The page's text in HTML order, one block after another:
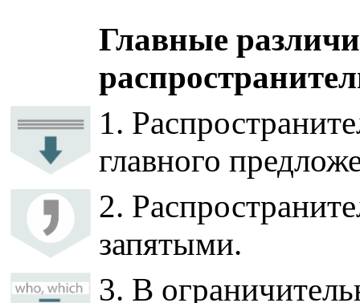
Главные
1.
главного
2.
запятыми.
3. В